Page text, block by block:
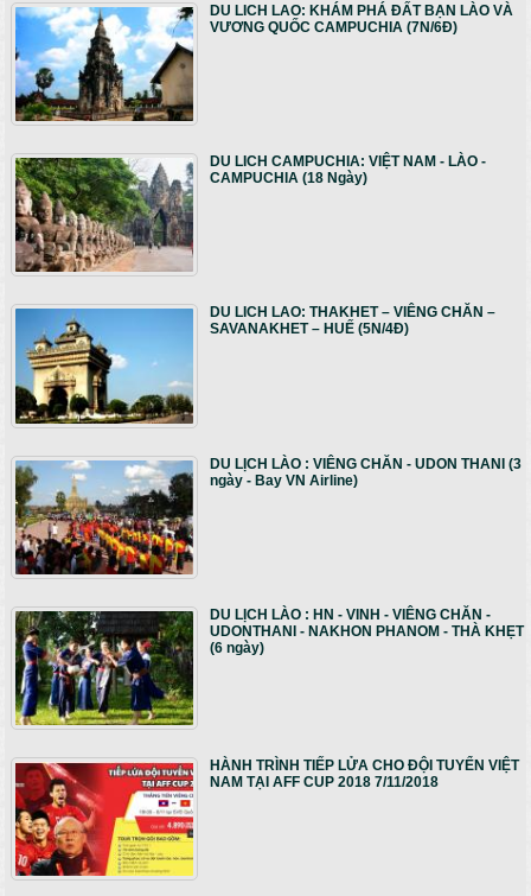
DU LICH LAO: KHÁM PHÁ ĐẤT BẠN LÀO VÀ
VƯƠNG QUỐC CAMPUCHIA (7N/6Đ)
DU LICH CAMPUCHIA: VIỆT NAM - LÀO -
CAMPUCHIA (18 Ngày)
DU LICH LAO: THAKHET – VIÊNG CHĂN –
SAVANAKHET – HUẾ (5N/4Đ)
DU LỊCH LÀO : VIÊNG CHĂN - UDON THANI (3
ngày - Bay VN Airline)
DU LỊCH LÀO : HN - VINH - VIÊNG CHĂN -
UDONTHANI - NAKHON PHANOM - THÀ KHẸT
(6 ngày)
HÀNH TRÌNH TIẾP LỬA CHO ĐỘI TUYỂN VIỆT
NAM TẠI AFF CUP 2018 7/11/2018